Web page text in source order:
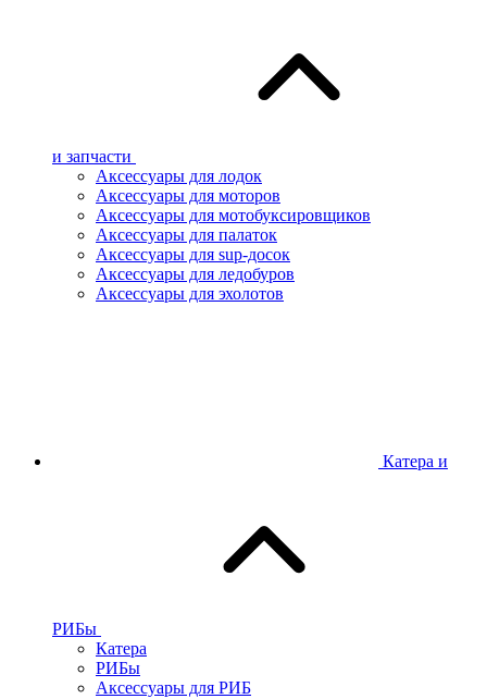
и запчасти
Аксессуары для лодок
Аксессуары для моторов
Аксессуары для мотобуксировщиков
Аксессуары для палаток
Аксессуары для sup-досок
Аксессуары для ледобуров
Аксессуары для эхолотов
Катера и
РИБы
Катера
РИБы
Аксессуары для РИБ